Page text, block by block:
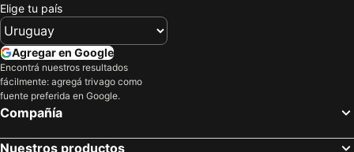
Elige tu país
Agregar en Google
Encontrá nuestros resultados
fácilmente: agregá trivago como
fuente preferida en Google.
Compañía
Nuestros productos